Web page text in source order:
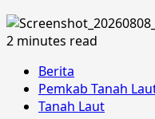
2 minutes read
Berita
Pemkab Tanah
Tanah Laut